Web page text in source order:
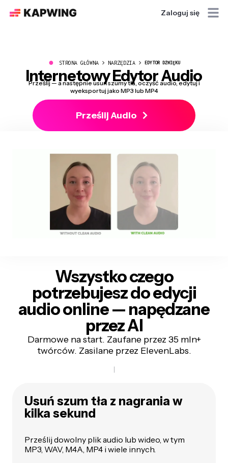
Zaloguj się
● STRONA GŁÓWNA NARZĘDZIA EDYTOR DŹWIĘKU
Internetowy Edytor Audio
Prześlij — a następnie usuń szumy tła, oczyść audio, edytuj i
wyeksportuj jako MP3 lub MP4
Prześlij Audio
Wszystko czego
potrzebujesz do edycji
audio online — napędzane
przez AI
Darmowe na start. Zaufane przez 35 mln+
twórców. Zasilane przez ElevenLabs.
Usuń szum tła z nagrania w
kilka sekund
Prześlij dowolny plik audio lub wideo, w tym
MP3, WAV, M4A, MP4 i wiele innych.